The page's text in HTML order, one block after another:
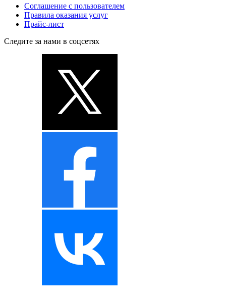
Соглашение с пользователем
Правила оказания услуг
Прайс-лист
Следите за нами в соцсетях